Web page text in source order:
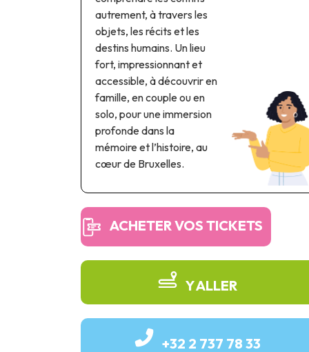
autrement, à travers les
objets, les récits et les
destins humains. Un lieu
fort, impressionnant et
accessible, à découvrir en
famille, en couple ou en
solo, pour une immersion
profonde dans la
mémoire et l’histoire, au
cœur de Bruxelles.
ACHETER VOS TICKETS
Y ALLER
+32 2 737 78 33